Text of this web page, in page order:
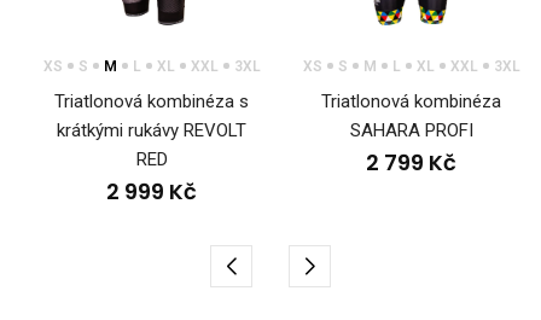
XS S M L XL XXL 3XL
Triatlonová kombinéza s
krátkými rukávy REVOLT
RED
2 999 Kč
XS S M L XL XXL 3XL
Triatlonová kombinéza
SAHARA PROFI
2 799 Kč